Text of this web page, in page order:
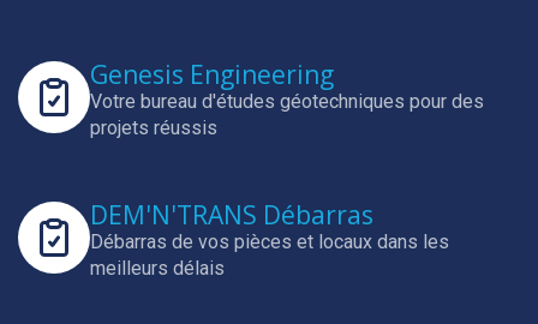
Genesis Engineering
Votre bureau d'études géotechniques pour des
projets réussis
DEM'N'TRANS Débarras
Débarras de vos pièces et locaux dans les
meilleurs délais